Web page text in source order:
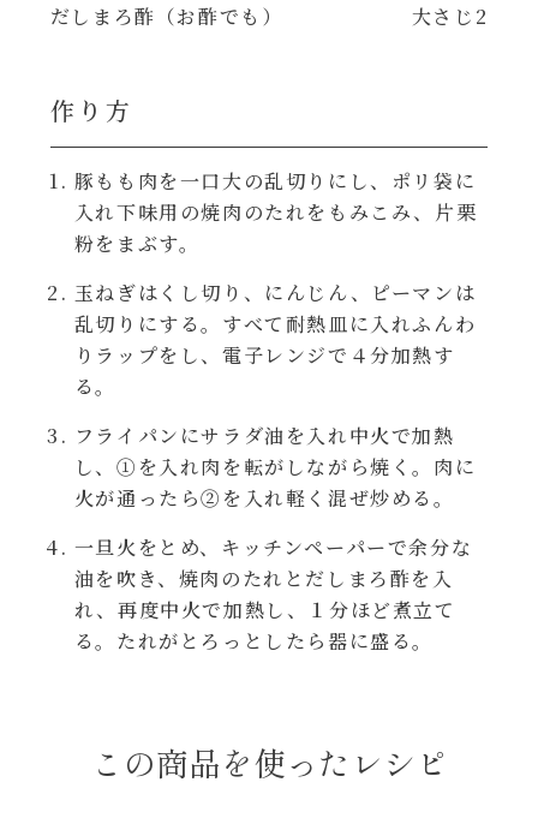
おもてなし
BBQ/キャンプ
炊飯器
ホットプレート
レンジ調理
お子さま
節分
こどもの日
ハコネーゼ 海老クリーム
ハコネーゼ ボロネーゼ
ハコネーゼ カルボナーラ
ハコネーゼ ボンゴレ
ハコネーゼ アラビアータ
ハコネーゼ クリーミーボロネーゼ
だしまろ酢（お酢でも） 大さじ2
作り方
豚もも肉を一口大の乱切りにし、ポリ袋に
入れ下味用の焼肉のたれをもみこみ、片栗
粉をまぶす。
玉ねぎはくし切り、にんじん、ピーマンは
乱切りにする。すべて耐熱皿に入れふんわ
りラップをし、電子レンジで４分加熱す
る。
フライパンにサラダ油を入れ中火で加熱
し、①を入れ肉を転がしながら焼く。肉に
火が通ったら②を入れ軽く混ぜ炒める。
一旦火をとめ、キッチンペーパーで余分な
油を吹き、焼肉のたれとだしまろ酢を入
れ、再度中火で加熱し、１分ほど煮立て
る。たれがとろっとしたら器に盛る。
この商品を使ったレシピ